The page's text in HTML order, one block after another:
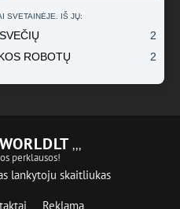
SVETAINĖJE. IŠ JŲ:
SVEČIŲ
2
ROBOTŲ
2
perklausos!
,,,
Reklama